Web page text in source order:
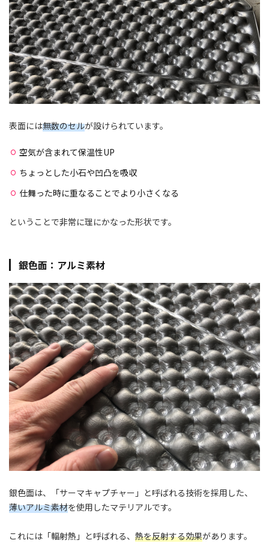
表面には無数のセルが設けられています。
空気が含まれて保温性UP
ちょっとした小石や凹凸を吸収
仕舞った時に重なることでより小さくなる
ということで非常に理にかなった形状です。
銀色面：アルミ素材
銀色面は、「サーマキャプチャー」と呼ばれる技術を採用した、
薄いアルミ素材を使用したマテリアルです。
これには「輻射熱」と呼ばれる、 熱を反射する効果があります。